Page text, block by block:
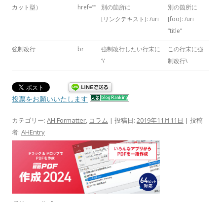
カット型）
href=””
別の箇所に
[リンクテキスト]: /uri
別の箇所に
[foo]: /uri
“title”
強制改行 br
強制改行したい行末に
‘\’
この行末に強
制改行\
投票をお願いいたします
カテゴリー: AH Formatter コラム | 投稿日: 2019年11月11日 | 投稿
者: AHEntry